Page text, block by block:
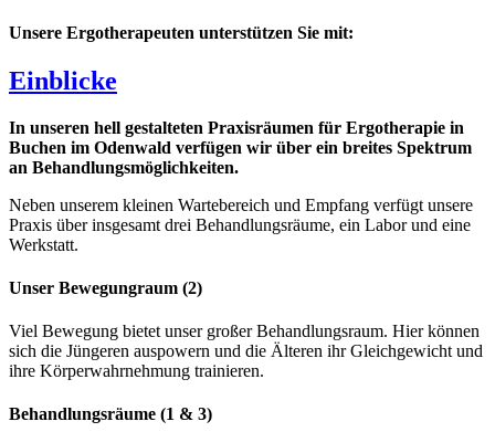
Unsere Ergotherapeuten unterstützen Sie mit:
Einblicke
In unseren hell gestalteten Praxisräumen für Ergotherapie in
Buchen im Odenwald verfügen wir über ein breites Spektrum
an Behandlungsmöglichkeiten.
Neben unserem kleinen Wartebereich und Empfang verfügt unsere
Praxis über insgesamt drei Behandlungsräume, ein Labor und eine
Werkstatt.
Unser Bewegungraum (2)
Viel Bewegung bietet unser großer Behandlungsraum. Hier können
sich die Jüngeren auspowern und die Älteren ihr Gleichgewicht und
ihre Körperwahrnehmung trainieren.
Behandlungsräume (1 & 3)